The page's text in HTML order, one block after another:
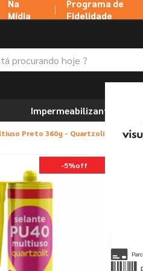
Na
Mídia
Programa de
Fidelidade
Impermeabilizantes
Preto 360g - Quartzolit
-5%off